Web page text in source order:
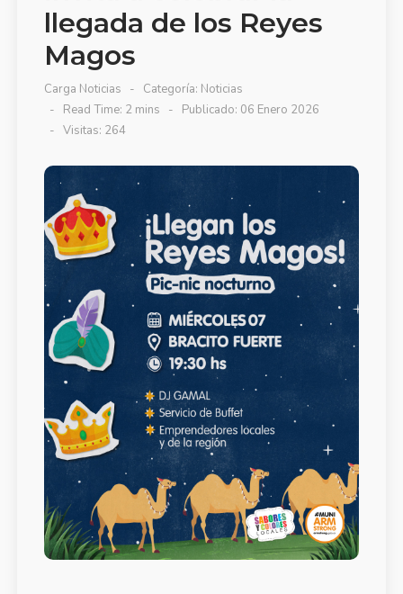
llegada de los Reyes
Magos
Carga Noticias Categoría: Noticias
Read Time: 2 mins
Publicado: 06 Enero 2026
Visitas: 264